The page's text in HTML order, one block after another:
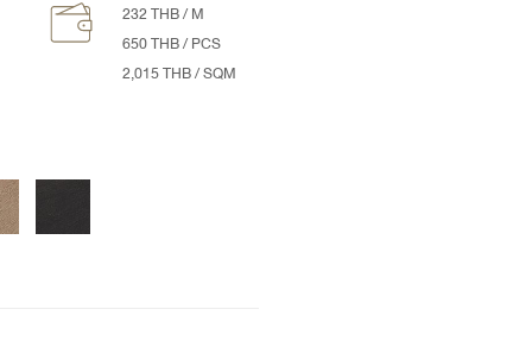
232 THB / M
650 THB / PCS
2,015 THB / SQM